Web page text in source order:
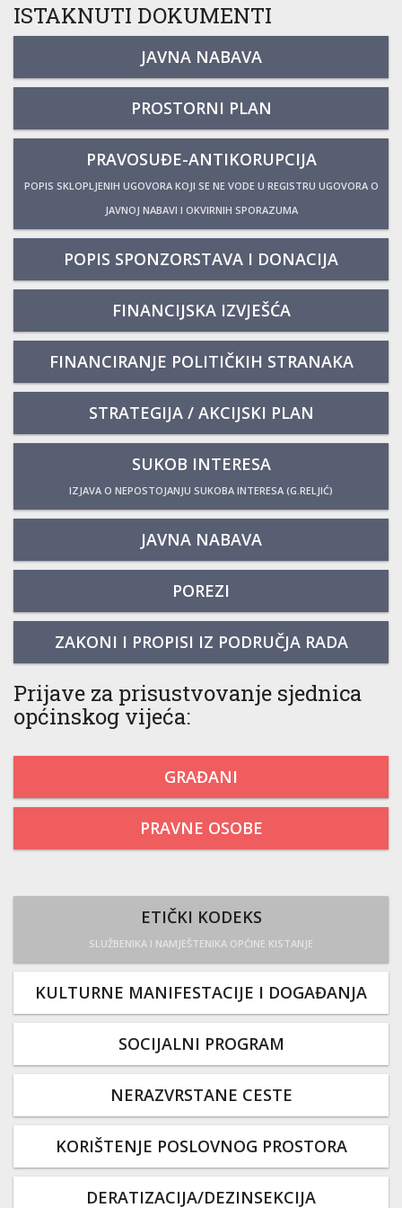
ISTAKNUTI DOKUMENTI
JAVNA NABAVA
PROSTORNI PLAN
PRAVOSUĐE-ANTIKORUPCIJA
POPIS SKLOPLJENIH UGOVORA KOJI SE NE VODE U REGISTRU UGOVORA O
JAVNOJ NABAVI I OKVIRNIH SPORAZUMA
POPIS SPONZORSTAVA I DONACIJA
FINANCIJSKA IZVJEŠĆA
FINANCIRANJE POLITIČKIH STRANAKA
STRATEGIJA / AKCIJSKI PLAN
SUKOB INTERESA
IZJAVA O NEPOSTOJANJU SUKOBA INTERESA (G.RELJIĆ)
JAVNA NABAVA
POREZI
ZAKONI I PROPISI IZ PODRUČJA RADA
Prijave za prisustvovanje sjednica
općinskog vijeća:
GRAĐANI
PRAVNE OSOBE
ETIČKI KODEKS
SLUŽBENIKA I NAMJEŠTENIKA OPĆINE KISTANJE
KULTURNE MANIFESTACIJE I DOGAĐANJA
SOCIJALNI PROGRAM
NERAZVRSTANE CESTE
KORIŠTENJE POSLOVNOG PROSTORA
DERATIZACIJA/DEZINSEKCIJA